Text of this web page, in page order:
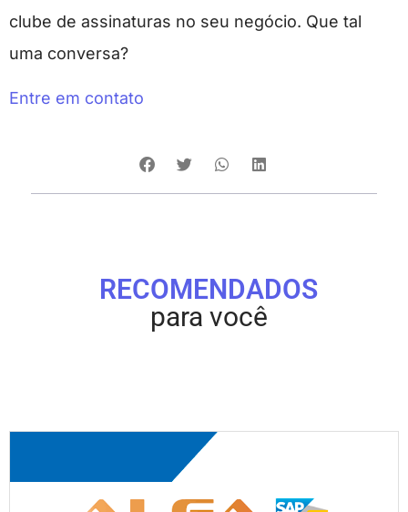
clube de assinaturas no seu negócio. Que tal
uma conversa?
Entre em contato
RECOMENDADOS
para você